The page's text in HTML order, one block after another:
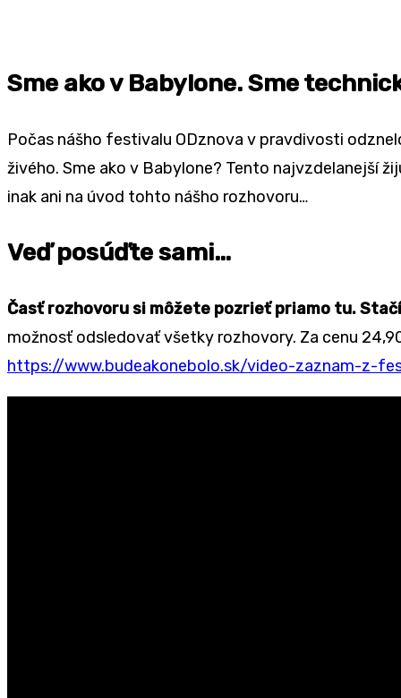
Sme ako v Babylone. Sme
Počas nášho festivalu ODznova v pravdivosti
živého. Sme ako v Babylone? Tento najvzdelanejší
inak ani na úvod tohto nášho rozhovoru…
Veď posúďte sami…
Časť rozhovoru si môžete pozrieť priamo tu.
možnosť odsledovať všetky rozhovory. Za cenu
https://www.budeakonebolo.sk/video-zaznam-z-